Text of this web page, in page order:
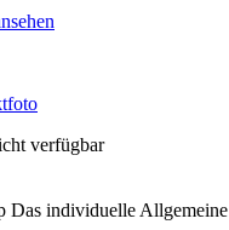
verfügbar
Das individuelle Allgemeine